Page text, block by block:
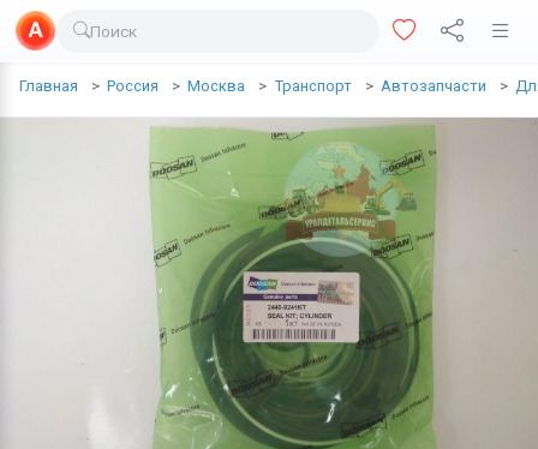
Поиск
Главная Россия Москва Транспорт Автозапчасти
Доставка еды
Недвижимость
Личные вещи
Одежда и обувь
Все для дома